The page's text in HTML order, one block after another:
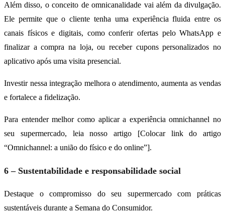
Além disso, o conceito de omnicanalidade vai além da divulgação.
Ele permite que o cliente tenha uma experiência fluida entre os
canais físicos e digitais, como conferir ofertas pelo WhatsApp e
finalizar a compra na loja, ou receber cupons personalizados no
aplicativo após uma visita presencial.
Investir nessa integração melhora o atendimento, aumenta as vendas
e fortalece a fidelização.
Para entender melhor como aplicar a experiência omnichannel no
seu supermercado, leia nosso artigo [Colocar link do artigo
“Omnichannel: a união do físico e do online”].
6 – Sustentabilidade e responsabilidade social
Destaque o compromisso do seu supermercado com práticas
sustentáveis durante a Semana do Consumidor.